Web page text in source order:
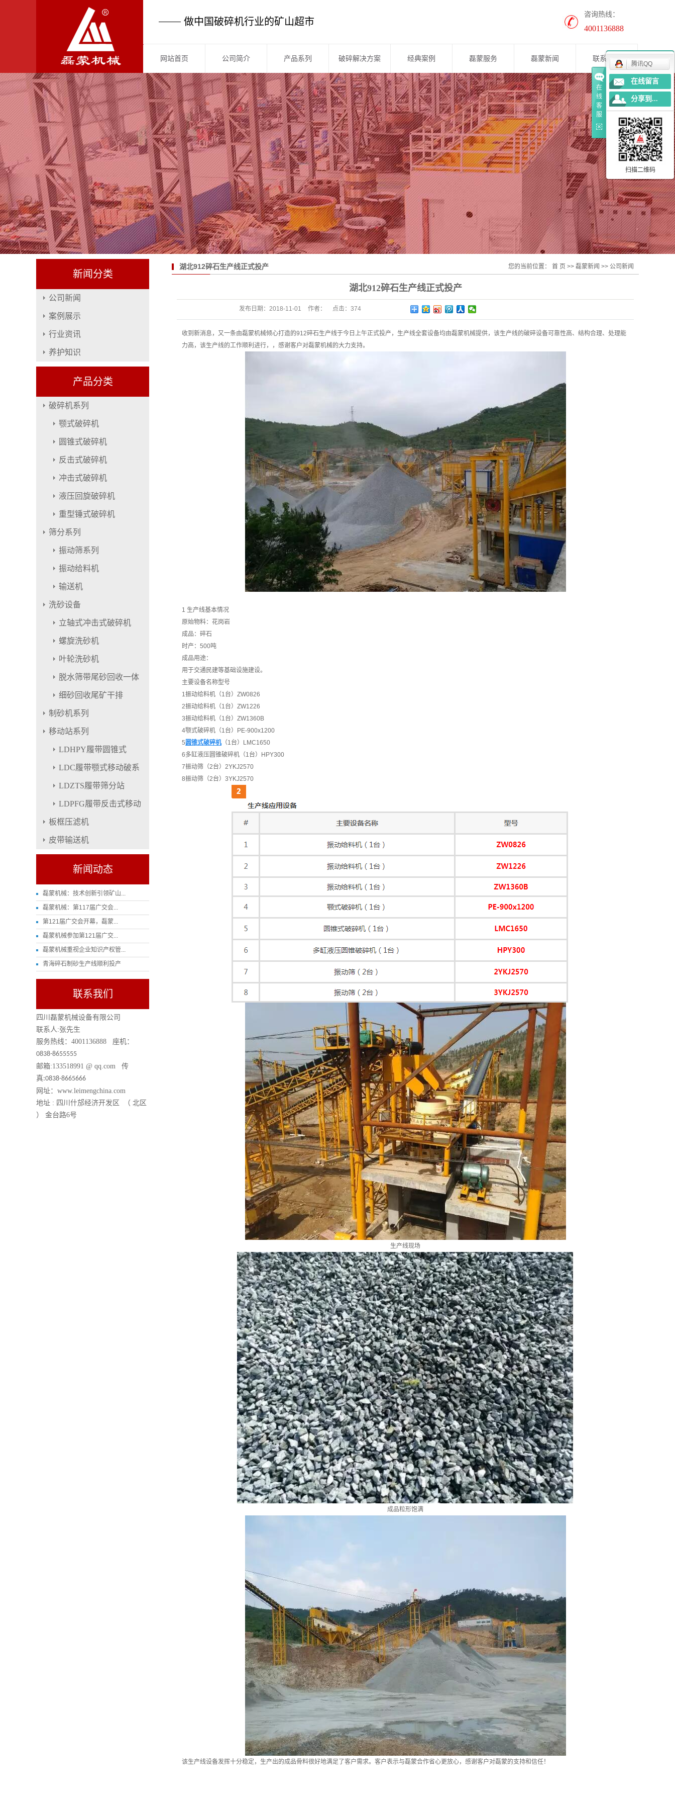
做中国破碎机行业的矿山超市
咨询热线：
4001136888
网站首页 公司简介
公司简介
企业文化
企业风采
企业资质
厂区展示
产品系列
破碎机系列
筛分系列
洗砂设备
制砂机系列
移动站系列
板框压滤机
皮带输送机
破碎解决方案 经典案例 磊蒙服务 磊蒙新闻
公司新闻
案例展示
行业资讯
养护知识
联系我们
新闻分类
公司新闻
案例展示
行业资讯
养护知识
产品分类
破碎机系列
颚式破碎机
圆锥式破碎机
反击式破碎机
冲击式破碎机
液压回旋破碎机
重型锤式破碎机
筛分系列
振动筛系列
振动给料机
输送机
洗砂设备
立轴式冲击式破碎机
螺旋洗砂机
叶轮洗砂机
脱水筛带尾砂回收一体
细砂回收尾矿干排
制砂机系列
移动站系列
LDHPY履带圆锥式
LDC履带颚式移动破系
LDZTS履带筛分站
LDPFG履带反击式移动
板框压滤机
皮带输送机
新闻动态
磊蒙机械：技术创新引领矿山...
磊蒙机械：第117届广交会...
第121届广交会开幕，磊蒙...
磊蒙机械参加第121届广交...
磊蒙机械重视企业知识产权管...
青海碎石制砂生产线顺利投产
联系我们
四川磊蒙机械设备有限公司
联系人:张先生
服务热线： 4001136888 座机：
0838-8655555
邮箱:133518991 @ qq.com 传
真:0838-8665666
网址： www.leimengchina.com
地址 : 四川什邡经济开发区 （ 北区
） 金台路6号
湖北912碎石生产线正式投产 您的当前位置： 首 页 >> 磊蒙新闻 >> 公司新闻
湖北912碎石生产线正式投产
发布日期： 2018-11-01 作者： 点击： 374
收到新消息，又一条由磊蒙机械倾心打造的912碎石生产线于今日上午正式投产，生产线全套设备均由磊蒙机械提供，该生产线的破碎设备可靠性高、结构合理、处理能
力高，该生产线的工作顺利进行，，感谢客户对磊蒙机械的大力支持。
1 生产线基本情况
原始物料：花岗岩
成品：碎石
时产：500吨
成品用途：
用于交通民建等基础设施建设。
主要设备名称型号
1振动给料机（1台） ZW0826
2振动给料机（1台） ZW1226
3振动给料机（1台） ZW1360B
4颚式破碎机（1台）
PE-900x1200
5 圆锥式破碎机（1台）
LMC1650
6多缸液压圆锥破碎机（1台）
HPY300
7振动筛（2台） 2YKJ2570
8振动筛（2台） 3YKJ2570
生产线现场
成品粒形饱满
该生产线设备发挥十分稳定，生产出的成品骨料很好地满足了客户需求。客户表示与磊蒙合作省心更放心，感谢客户对磊蒙的支持和信任！
在
线
客
服
腾讯QQ
在线留言
分享到...
扫描二维码